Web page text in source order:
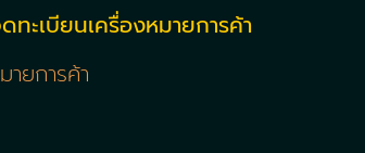
ะเบียนเครื่องหมายการค้า
ายการค้า